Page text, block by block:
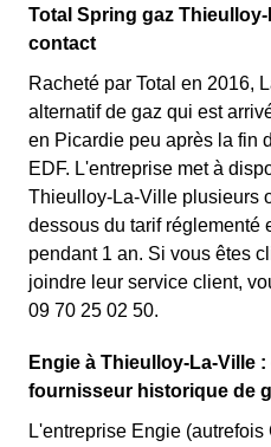
Total Spring gaz
contact
Racheté par Total en 2016,
alternatif de gaz qui est
en Picardie peu après la fin
EDF. L'entreprise met à
Thieulloy-La-Ville plusieurs
dessous du tarif réglementé
pendant 1 an. Si vous êtes
joindre leur service client,
09 70 25 02 50.
Engie à Thieulloy-La-Ville
fournisseur historique de
L'entreprise Engie